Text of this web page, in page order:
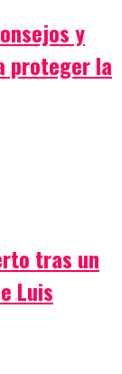
y
proteger la
tras un
Luis